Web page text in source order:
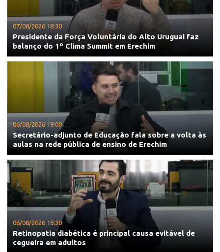
07/08/2026 18:30
Presidente da Força Voluntária do Alto Uruguai faz
balanço do 1º Clima Summit em Erechim
06/08/2026 19:00
Secretário-adjunto de Educação fala sobre a volta às
aulas na rede pública de ensino de Erechim
06/08/2026 18:30
Retinopatia diabética é principal causa evitável de
cegueira em adultos